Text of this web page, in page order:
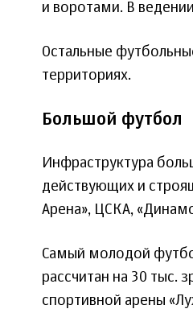
и воротами. В
Остальные
территориях.
Большой футбол
Инфраструктура
действующих и
Арена», ЦСКА,
Самый молодой
рассчитан на 30 тыс.
спортивной арены